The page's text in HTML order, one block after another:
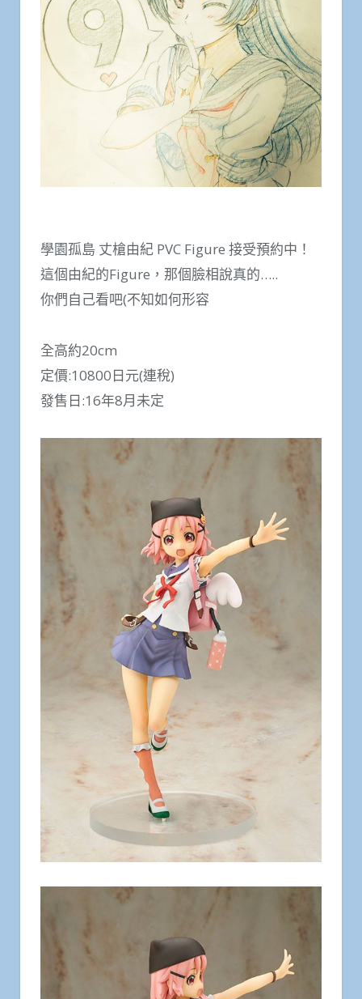
學園孤島 丈槍由紀 PVC Figure 接受預約中！
這個由紀的Figure，那個臉相說真的…..
你們自己看吧(不知如何形容
全高約20cm
定價:10800日元(連稅)
發售日:16年8月未定